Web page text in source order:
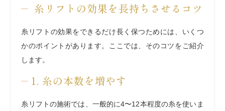
糸リフトの効果を長持ちさせるコツ
糸リフトの効果をできるだけ長く保つためには、いくつ
かのポイントがあります。ここでは、そのコツをご紹介
します。
1. 糸の本数を増やす
糸リフトの施術では、一般的に4〜12本程度の糸を使いま